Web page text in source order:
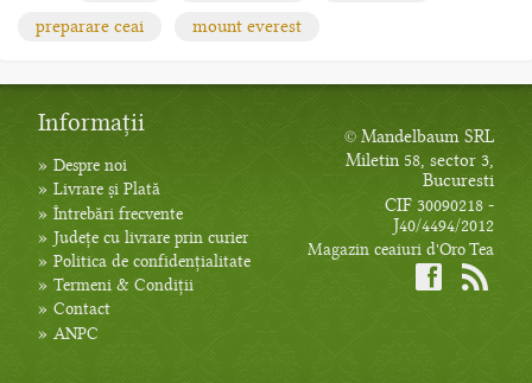
preparare ceai
mount everest
Informații
» Despre noi
» Livrare și Plată
» Întrebări frecvente
» Județe cu livrare prin curier
» Politica de confidențialitate
» Termeni & Condiții
» Contact
» ANPC
© Mandelbaum SRL
Miletin 58, sector 3,
Bucuresti
CIF 30090218 -
J40/4494/2012
Magazin ceaiuri d'Oro Tea